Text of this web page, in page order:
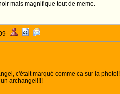
mais magnifique tout de meme.
c'était marqué comme ca sur la photo!!
archangel!!!!